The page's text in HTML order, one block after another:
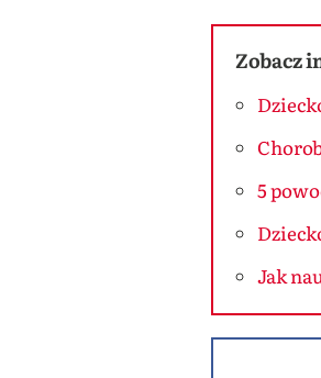
Zobacz
5
Jak